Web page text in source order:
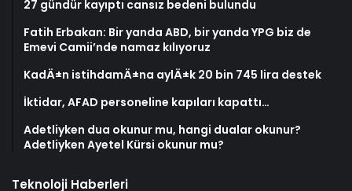
27 gündür kayıptı cansız bedeni bulundu
Fatih Erbakan: Bir yanda ABD, bir yanda YPG biz de
Emevi Camii’nde namaz kılıyoruz
KadÄ±n istihdamÄ±na aylÄ±k 20 bin 745 lira destek
İktidar, AFAD personeline kapıları kapattı…
Adetliyken dua okunur mu, hangi dualar okunur?
Adetliyken Ayetel Kürsi okunur mu?
Teknoloji Haberleri